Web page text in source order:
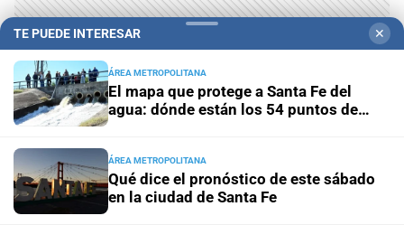
TE PUEDE INTERESAR ✕
ÁREA METROPOLITANA
El mapa que protege a Santa Fe del
agua: dónde están los 54 puntos de
ÁREA METROPOLITANA
Qué dice el pronóstico de este sábado
en la ciudad de Santa Fe